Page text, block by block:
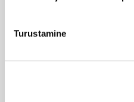
Turustamine
NYX